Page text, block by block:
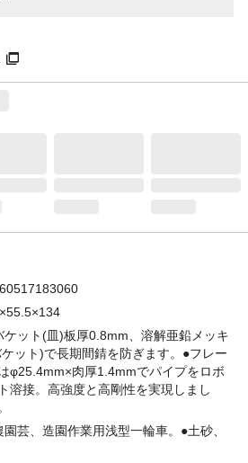
ケット(皿)板厚0.8mm、溶解亜鉛メッキ
ット)で長期間錆を防ぎます。●フレー
φ25.4mm×肉厚1.4mmでパイプをロボ
溶接。高強度と高剛性を実現しまし
園芸、造園作業用浅型一輪車。●土砂、